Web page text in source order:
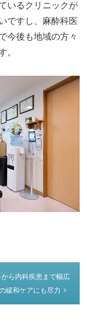
いるクリニックが
ですし、麻酔科医
今後も地域の方々
。
ら内科疾患まで幅広
緩和ケアにも尽力